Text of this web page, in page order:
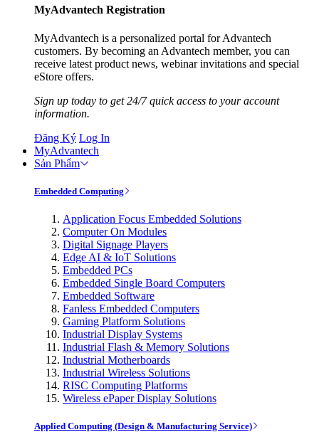
MyAdvantech Registration
MyAdvantech is a personalized portal for Advantech
customers. By becoming an Advantech member, you can
receive latest product news, webinar invitations and special
eStore offers.
Sign up today to get 24/7 quick access to your account
information.
Đăng Ký Log In
MyAdvantech
Sản Phẩm
Embedded Computing
Application Focus Embedded Solutions
Computer On Modules
Digital Signage Players
Edge AI & IoT Solutions
Embedded PCs
Embedded Single Board Computers
Embedded Software
Fanless Embedded Computers
Gaming Platform Solutions
Industrial Display Systems
Industrial Flash & Memory Solutions
Industrial Motherboards
Industrial Wireless Solutions
RISC Computing Platforms
Wireless ePaper Display Solutions
Applied Computing (Design & Manufacturing Service)